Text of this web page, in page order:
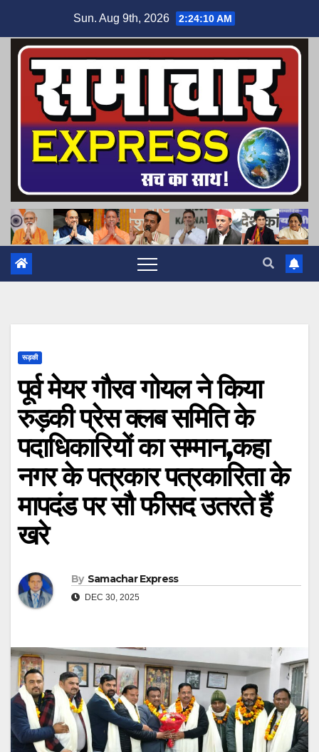
content
Sun. Aug 9th, 2026 2:24:11 AM
रूड़की
पूर्व मेयर गौरव गोयल ने किया
रुड़की प्रेस क्लब समिति के
पदाधिकारियों का सम्मान,कहा
नगर के पत्रकार पत्रकारिता के
मापदंड पर सौ फीसद उतरते हैं
खरे
By Samachar Express
DEC 30, 2025